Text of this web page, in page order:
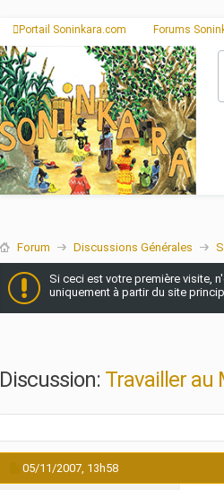
Portail Soninkara.com Forums
Forum Discussions Générales
Si ceci est votre première visite,
uniquement à partir du site
Discussion: Travailler au
05/11/2007, 13h58